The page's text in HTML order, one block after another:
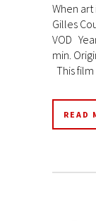
When
Gilles
VOD
min.
This film
READ